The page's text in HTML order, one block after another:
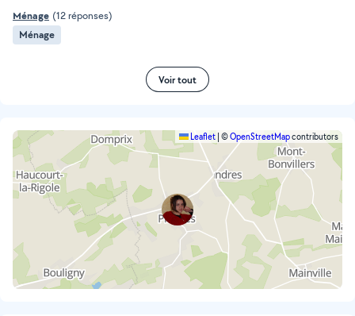
Ménage (12 réponses)
Ménage
Voir tout
Leaflet ©OpenStreetMapcontributors